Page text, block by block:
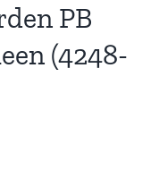
PB
(4248-